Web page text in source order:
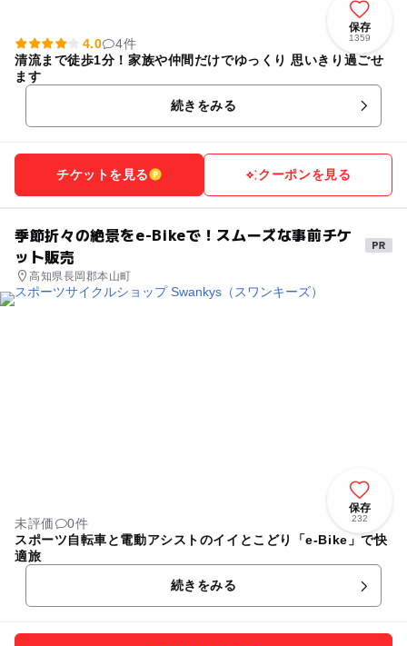
保存
1359
4.0
4件
清流まで徒歩1分！家族や仲間だけでゆっくり 思いきり過ごせ
ます
続きをみる
チケットを見る クーポンを見る
季節折々の絶景をe-Bikeで！スムーズな事前チケ
ット販売
高知県長岡郡本山町
保存
232
未評価
0件
スポーツ自転車と電動アシストのイイとこどり「e-Bike」で快
適旅
続きをみる